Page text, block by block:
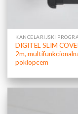
KANCELARIJSKI
DIGITEL SLIM
2m,
poklopcem